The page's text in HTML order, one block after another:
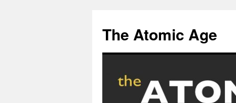
content
The Atomic Age